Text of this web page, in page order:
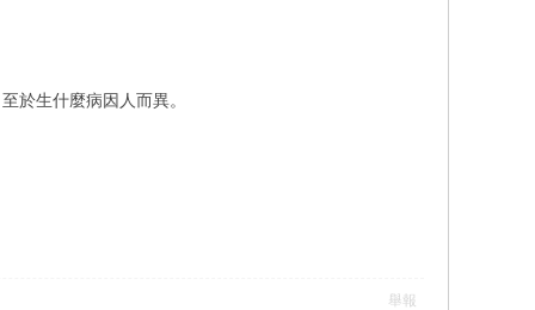
於生什麼病因人而異。
舉報